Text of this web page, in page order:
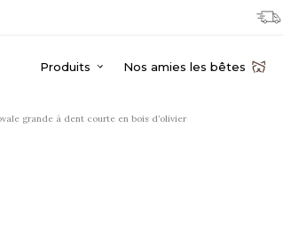
Produits Nos amies les bêtes
grande à dent courte en bois d’olivier